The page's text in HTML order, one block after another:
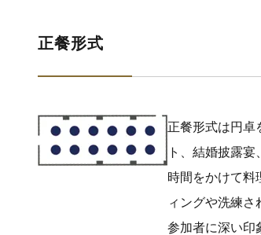
正餐形式
正餐形式は円卓
ト、結婚披露
時間をかけて料
ィングや洗練さ
参加者に深い印